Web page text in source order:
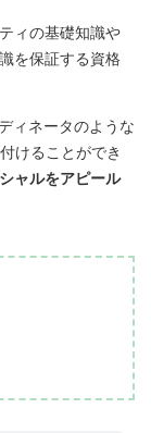
ィの基礎知識や
を保証する資格
ィネータのような
けることができ
ャルをアピール